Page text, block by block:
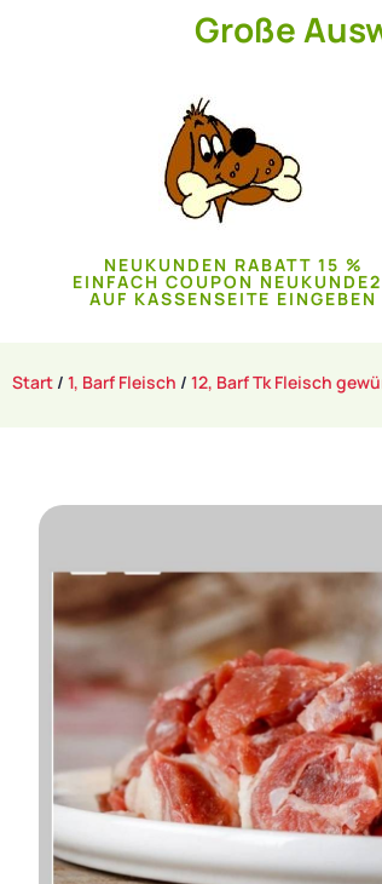
Große
NEUKUNDEN RABATT 15 %
EINFACH COUPON
AUF KASSENSEITE EINGEBEN
Start / 1, Barf Fleisch / 12, Barf Tk Fleisch